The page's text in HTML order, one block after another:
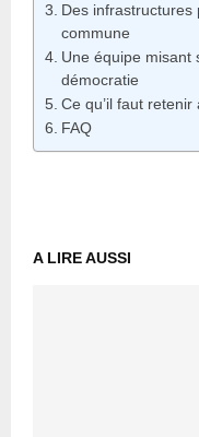
Des infrastructures
commune
Une équipe misant
démocratie
Ce qu’il faut
FAQ
A LIRE AUSSI